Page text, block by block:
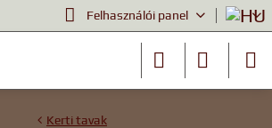
Felhasználói panel
Kerti tavak